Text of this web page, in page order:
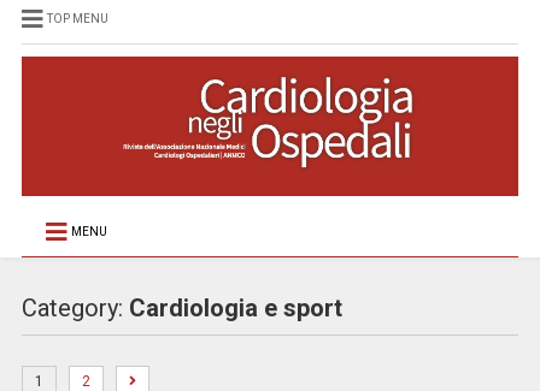
TOP MENU
MENU
Category: Cardiologia e sport
1 2